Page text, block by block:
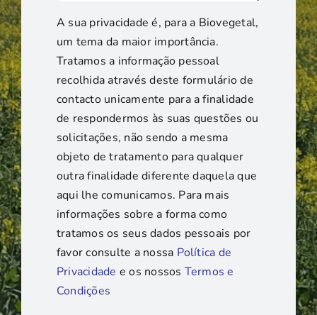
A sua privacidade é, para a Biovegetal,
um tema da maior importância.
Tratamos a informação pessoal
recolhida através deste formulário de
contacto unicamente para a finalidade
de respondermos às suas questões ou
solicitações, não sendo a mesma
objeto de tratamento para qualquer
outra finalidade diferente daquela que
aqui lhe comunicamos. Para mais
informações sobre a forma como
tratamos os seus dados pessoais por
favor consulte a nossa Política de
Privacidade e os nossos Termos e
Condições